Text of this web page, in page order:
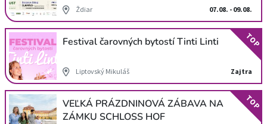
Ždiar 07.08. - 09.08.
Festival čarovných bytostí Tinti Linti
Liptovský Mikuláš Zajtra
TOP
VEĽKÁ PRÁZDNINOVÁ ZÁBAVA NA
ZÁMKU SCHLOSS HOF
TOP